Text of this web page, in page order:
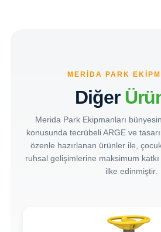
MERIDA PARK
Diğer
Merida Park Ekipmanları
konusunda tecrübeli ARGE ve
özenle hazırlanan ürünler ile,
ruhsal gelişimlerine maksimum
ilke edinmiştir.